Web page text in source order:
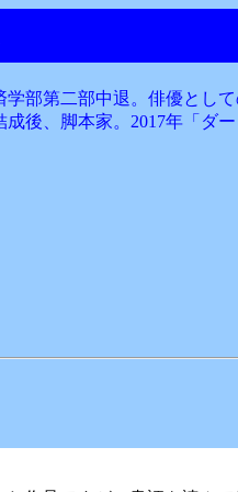
部第二部中退。俳優とし
後、脚本家。2017年「ダー